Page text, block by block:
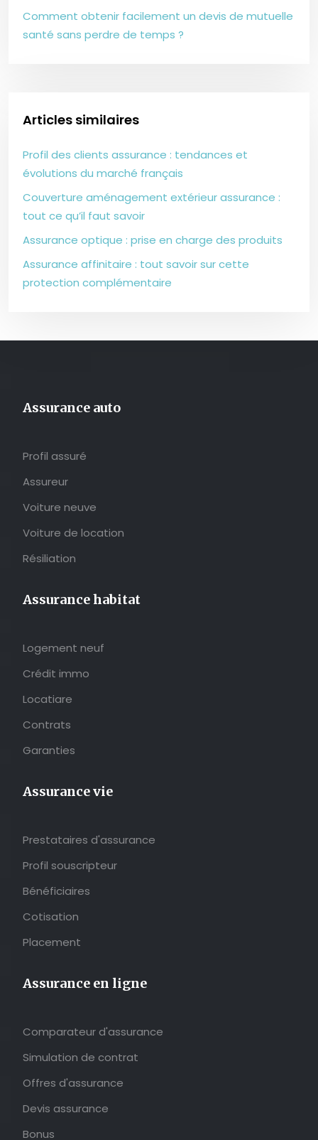
Comment obtenir facilement un devis de mutuelle
santé sans perdre de temps ?
Articles similaires
Profil des clients assurance : tendances et
évolutions du marché français
Couverture aménagement extérieur assurance :
tout ce qu’il faut savoir
Assurance optique : prise en charge des produits
Assurance affinitaire : tout savoir sur cette
protection complémentaire
Assurance auto
Profil assuré
Assureur
Voiture neuve
Voiture de location
Résiliation
Assurance habitat
Logement neuf
Crédit immo
Locatiare
Contrats
Garanties
Assurance vie
Prestataires d'assurance
Profil souscripteur
Bénéficiaires
Cotisation
Placement
Assurance en ligne
Comparateur d'assurance
Simulation de contrat
Offres d'assurance
Devis assurance
Bonus